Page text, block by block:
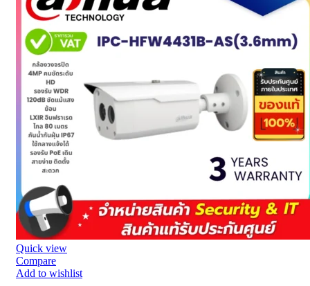
Quick view
Compare
Add to wishlist